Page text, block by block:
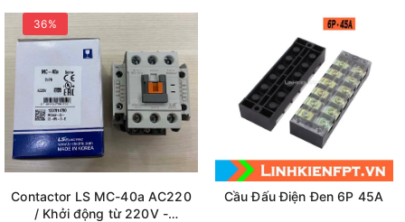
36%
Contactor LS MC-40a AC220
/ Khởi động từ 220V -
Cầu Đấu Điện Đen 6P 45A